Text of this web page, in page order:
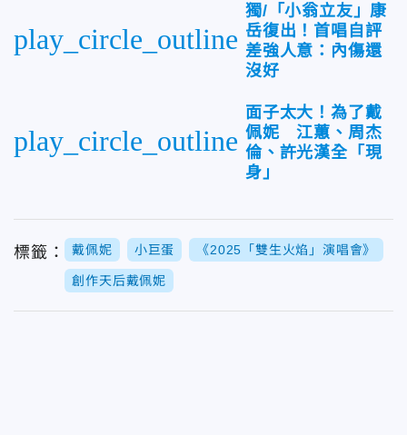
play_circle_outline
獨/「小翁立友」康
岳復出！首唱自評
差強人意：內傷還
沒好
play_circle_outline
面子太大！為了戴
佩妮 江蕙、周杰
倫、許光漢全「現
身」
標籤： 戴佩妮 小巨蛋 《2025「雙生火焰」演唱會》
創作天后戴佩妮